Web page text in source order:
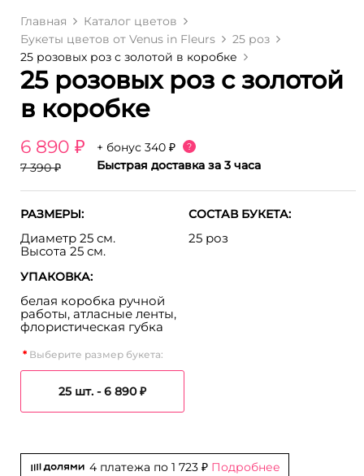
Главная
Каталог цветов
Букеты цветов от Venus in Fleurs
25 роз
25 розовых роз с золотой в коробке
25 розовых роз с золотой
в коробке
6 890 ₽
7 390 ₽
+ бонус 340 ₽ ?
Быстрая доставка за 3 часа
РАЗМЕРЫ:
Диаметр 25 см.
Высота 25 см.
СОСТАВ БУКЕТА:
25 роз
УПАКОВКА:
белая коробка ручной
работы, атласные ленты,
флористическая губка
Выберите размер букета:
25 шт. -6 890 ₽
4 платежа по 1 723 ₽ Подробнее